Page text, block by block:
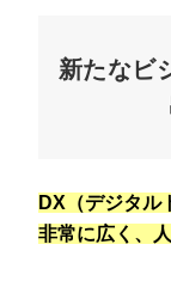
新たなビ
DX（デジタル
非常に広く、